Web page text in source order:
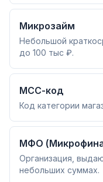
Микрозайм
Небольшой
до 100 тыс ₽.
МСС-код
Код категории
МФО
Организация,
небольших суммах.